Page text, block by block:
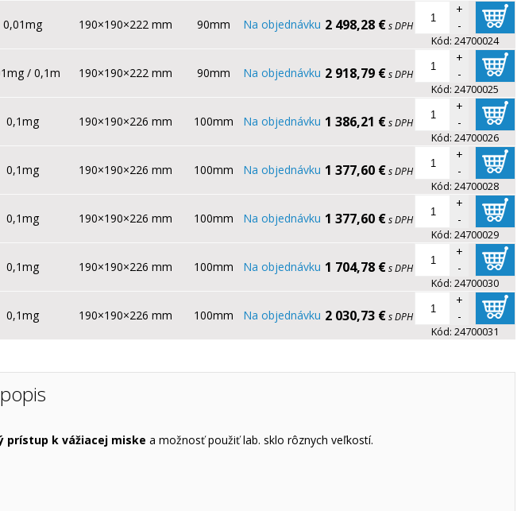
0,01mg 190×190×222 mm 90mm Na objednávku 2 498,28 € s DPH
+
-
Kód: 24700024
/ 0,1m 190×190×222 mm 90mm Na objednávku 2 918,79 € s DPH
+
-
Kód: 24700025
0,1mg 190×190×226 mm 100mm Na objednávku 1 386,21 € s DPH
+
-
Kód: 24700026
0,1mg 190×190×226 mm 100mm Na objednávku 1 377,60 € s DPH
+
-
Kód: 24700028
0,1mg 190×190×226 mm 100mm Na objednávku 1 377,60 € s DPH
+
-
Kód: 24700029
0,1mg 190×190×226 mm 100mm Na objednávku 1 704,78 € s DPH
+
-
Kód: 24700030
0,1mg 190×190×226 mm 100mm Na objednávku 2 030,73 € s DPH
+
-
Kód: 24700031
prístup k vážiacej miske a možnosť použiť lab. sklo rôznych veľkostí.